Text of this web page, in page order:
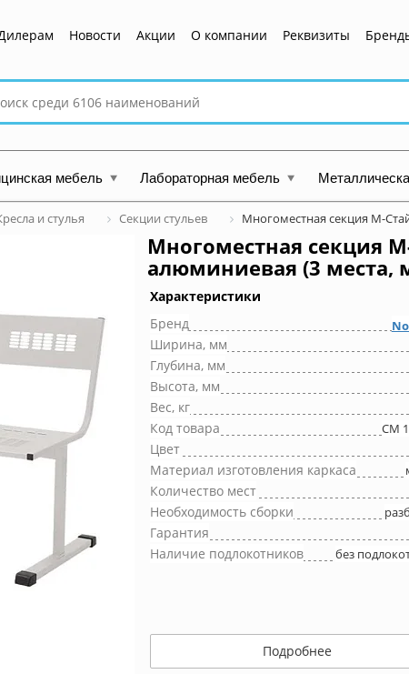
Новости Акции О компании Реквизиты
мебель Лабораторная мебель
и стулья Секции стульев Многоместная секция М-
Многоместная секция
алюминиевая (3 места,
Характеристики
Бренд
Ширина, мм
Глубина, мм
Высота, мм
Вес, кг
Код товара СМ
Цвет
Материал изготовления каркаса
Количество мест
Необходимость сборки
Гарантия
Наличие подлокотников без
Подробнее